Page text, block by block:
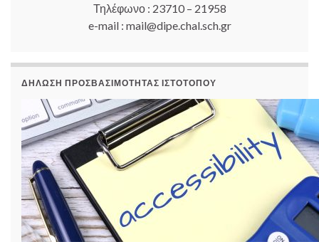
Τηλέφωνο : 23710 – 21958
e-mail : mail@dipe.chal.sch.gr
ΔΉΛΩΣΗ ΠΡΟΣΒΑΣΙΜΌΤΗΤΑΣ ΙΣΤΟΤΌΠΟΥ